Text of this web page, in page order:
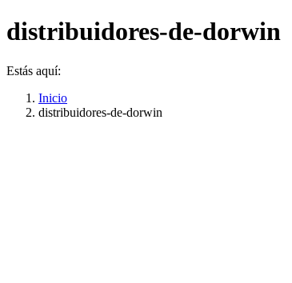
distribuidores-de-dorwin
Estás aquí:
Inicio
distribuidores-de-dorwin